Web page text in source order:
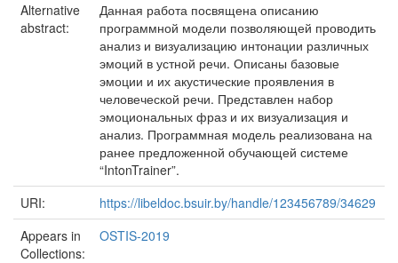
Alternative
abstract:
Данная работа посвящена описанию
программной модели позволяющей проводить
анализ и визуализацию интонации различных
эмоций в устной речи. Описаны базовые
эмоции и их акустические проявления в
человеческой речи. Представлен набор
эмоциональных фраз и их визуализация и
анализ. Программная модель реализована на
ранее предложенной обучающей системе
“IntonTrainer”.
URI:
https://libeldoc.bsuir.by/handle/123456789/34629
Appears in
Collections:
OSTIS-2019